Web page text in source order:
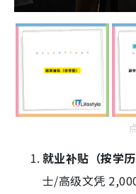
就业补贴（按学历
士/高级文凭